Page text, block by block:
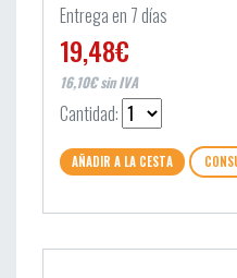
Entrega en 7 días
19,48€
16,10€ sin IVA
Cantidad:
AÑADIR A LA CESTA